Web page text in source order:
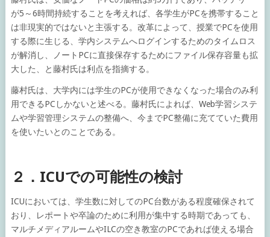
が5～6時間持続することを考えれば、各学生がPCを携帯すること
は非現実的ではないと主張する。改革によって、授業でPCを使用
する際に生じる、学内システムへログインするためのタイムロス
が解消し、ノートPCに直接保存するためにファイル保存容量も拡
大した、と藤村氏は利点を指摘する。
藤村氏は、大学内には学生のPCが使用できなくなった場合のみ利
用できるPCしかないと述べる。藤村氏によれば、Web学習システ
ムや学習管理システムの整備へ、今までPC整備に充てていた費用
を使いたいとのことである。
２．ICUでの可能性の検討
ICUにおいては、学生数に対してのPC台数がある程度確保されて
おり、レポートや卒論のために利用が集中する時期であっても、
マルチメディアルームやILCの空き教室のPCであれば使える場合